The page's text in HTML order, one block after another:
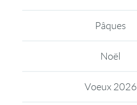
Pâques
Noël
Voeux 2026